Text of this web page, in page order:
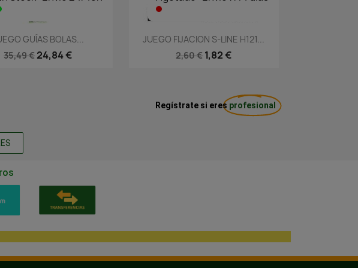
Vista rápida
GUÍAS BOLAS...
35,49 € 24,84 €
Vista rápida
JUEGO FIJACION S-LINE H121...
2,60 € 1,82 €
Regístrate si eres profesional